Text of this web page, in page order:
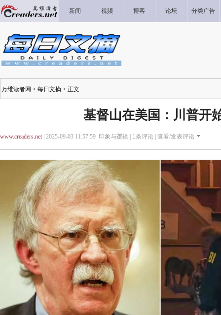
新闻 视频 博客 论坛 分类广告
万维读者网 > 每日文摘 > 正文
基督山在美国：川普开
www.creaders.net| 2025-09-03 11:57:59 印象与逻辑 | 1条评论 | 查看/发表评论